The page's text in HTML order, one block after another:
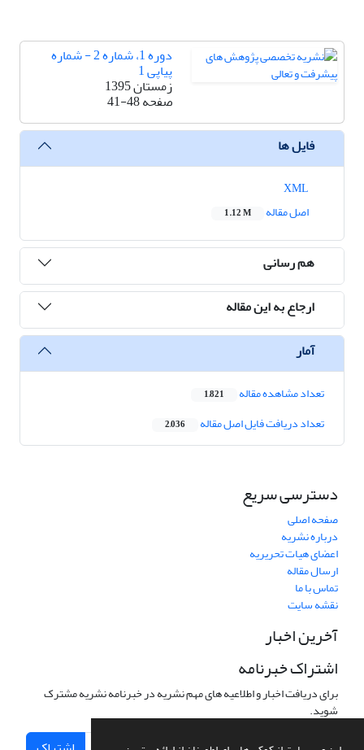
دوره 1، شماره 2 - شماره
پیاپی 1
زمستان 1395
صفحه41-48
فایل ها
اصل مقاله
1.12 M
هم رسانی
ارجاع به این مقاله
آمار
تعداد مشاهده مقاله 1,821
تعداد دریافت فایل اصل مقاله 2,036
دسترسی سریع
صفحه اصلی
درباره نشریه
اعضای هیات تحریریه
ارسال مقاله
تماس با ما
نقشه سایت
آخرین اخبار
اشتراک خبرنامه
برای دریافت اخبار و اطلاعیه های مهم نشریه در خبرنامه نشریه مشترک
شوید.